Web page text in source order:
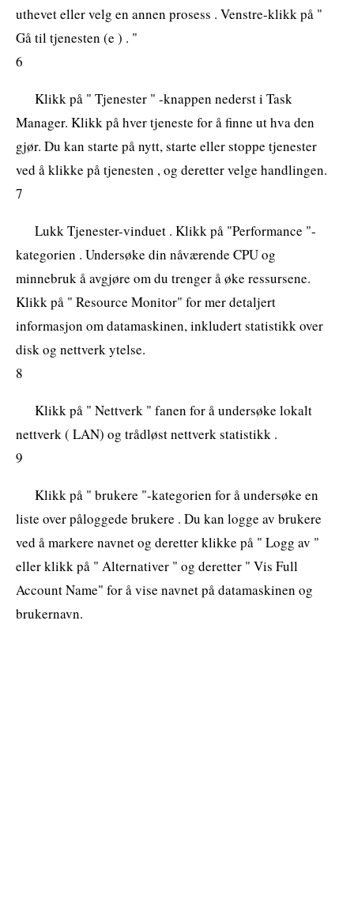
uthevet eller velg en annen prosess . Venstre-klikk på "
Gå til tjenesten (e ) . "
6
Klikk på " Tjenester " -knappen nederst i Task
Manager. Klikk på hver tjeneste for å finne ut hva den
gjør. Du kan starte på nytt, starte eller stoppe tjenester
ved å klikke på tjenesten , og deretter velge handlingen.
7
Lukk Tjenester-vinduet . Klikk på "Performance "-
kategorien . Undersøke din nåværende CPU og
minnebruk å avgjøre om du trenger å øke ressursene.
Klikk på " Resource Monitor" for mer detaljert
informasjon om datamaskinen, inkludert statistikk over
disk og nettverk ytelse.
8
Klikk på " Nettverk " fanen for å undersøke lokalt
nettverk ( LAN) og trådløst nettverk statistikk .
9
Klikk på " brukere "-kategorien for å undersøke en
liste over påloggede brukere . Du kan logge av brukere
ved å markere navnet og deretter klikke på " Logg av "
eller klikk på " Alternativer " og deretter " Vis Full
Account Name" for å vise navnet på datamaskinen og
brukernavn.